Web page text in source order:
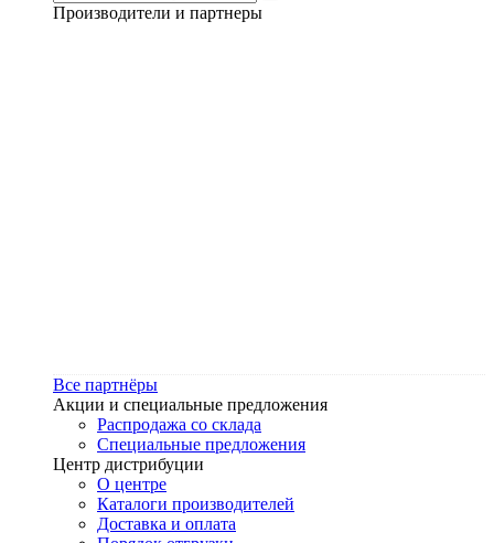
Производители и партнеры
Все партнёры
Акции и специальные предложения
Распродажа со склада
Специальные предложения
Центр дистрибуции
О центре
Каталоги производителей
Доставка и оплата